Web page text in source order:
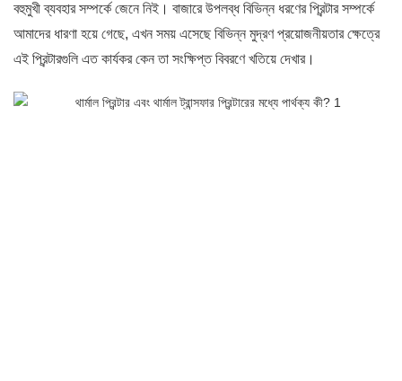
বহুমুখী ব্যবহার সম্পর্কে জেনে নিই। বাজারে উপলব্ধ বিভিন্ন ধরণের প্রিন্টার সম্পর্কে
আমাদের ধারণা হয়ে গেছে, এখন সময় এসেছে বিভিন্ন মুদ্রণ প্রয়োজনীয়তার ক্ষেত্রে
এই প্রিন্টারগুলি এত কার্যকর কেন তা সংক্ষিপ্ত বিবরণে খতিয়ে দেখার।